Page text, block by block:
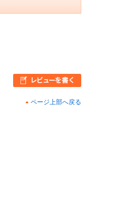
ページ上部へ戻る